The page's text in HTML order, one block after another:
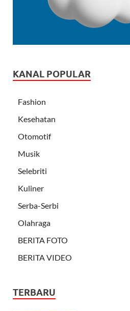
KANAL POPULAR
Fashion
Kesehatan
Otomotif
Musik
Selebriti
Kuliner
Serba-Serbi
Olahraga
BERITA FOTO
BERITA VIDEO
TERBARU